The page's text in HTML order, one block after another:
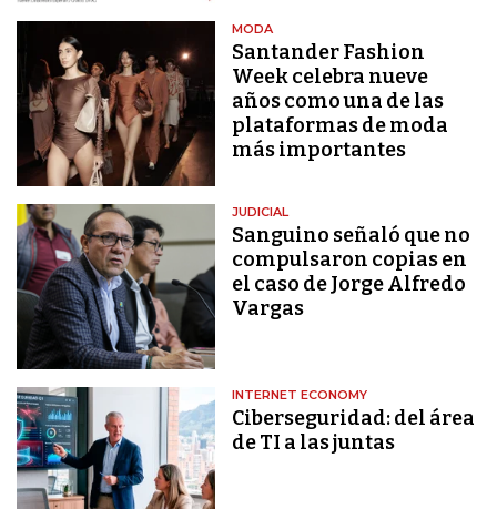
MODA
Santander Fashion
Week celebra nueve
años como una de las
plataformas de moda
más importantes
JUDICIAL
Sanguino señaló que no
compulsaron copias en
el caso de Jorge Alfredo
Vargas
INTERNET ECONOMY
Ciberseguridad: del área
de TI a las juntas